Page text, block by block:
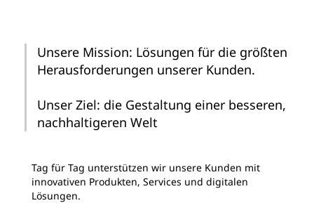
Unsere Mission: Lösungen für die größten
Herausforderungen unserer Kunden.
Unser Ziel: die Gestaltung einer besseren,
nachhaltigeren Welt
Tag für Tag unterstützen wir unsere Kunden mit
innovativen Produkten, Services und digitalen
Lösungen.